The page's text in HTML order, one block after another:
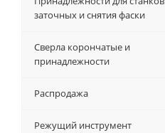
заточных и снятия фаски
Сверла корончатые и
принадлежности
Распродажа
Режущий инструмент